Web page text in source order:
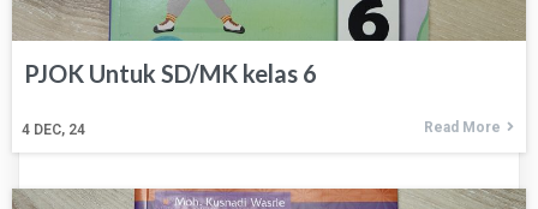
PJOK Untuk SD/MK kelas 6
4 DEC, 24 Read More